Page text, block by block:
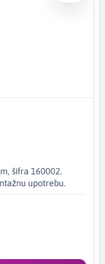
šifra 160002.
upotrebu.